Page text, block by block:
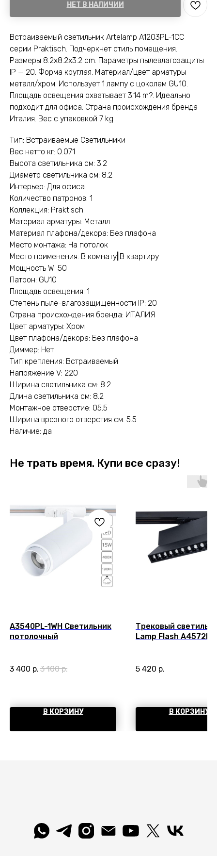
НЕТ В НАЛИЧИИ
Встраиваемый светильник Artelamp A1203PL-1CC
серии Praktisch. Подчеркнет стиль помещения.
Размеры 8.2x8.2x3.2 cm. Параметры пылевлагозащиты
IP — 20. Форма круглая. Материал/цвет арматуры
металл/хром. Использует 1 лампу с цоколем GU10.
Площадь освещения охватывает 3.14 m?. Идеально
подходит для офиса. Страна происхождения бренда —
Италия. Вес с упаковкой 7 kg
Тип: Встраиваемые Светильники
Вес нетто кг: 0.071
Высота светильника см: 3.2
Диаметр светильника см: 8.2
Интерьер: Для офиса
Количество патронов: 1
Коллекция: Praktisch
Материал арматуры: Металл
Материал плафона/декора: Без плафона
Место монтажа: На потолок
Место применения: В комнату||В квартиру
Мощность W: 50
Патрон: GU10
Площадь освещения: 1
Степень пыле-влагозащищенности IP: 20
Страна происхождения бренда: ИТАЛИЯ
Цвет арматуры: Хром
Цвет плафона/декора: Без плафона
Диммер: Нет
Тип крепления: Встраиваемый
Напряжение V: 220
Ширина светильника см: 8.2
Длина светильника см: 8.2
Монтажное отверстие: 05.5
Ширина врезного отверстия см: 5.5
Наличие: да
Не трать время. Купи все сразу!
A3540PL-1WH Светильник
потолочный
3 400 р. 3 100 р.
В КОРЗИНУ
Трековый
Lamp Flash
5 420 р.
В КОРЗИНУ